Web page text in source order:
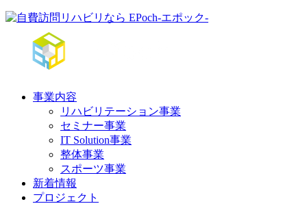
事業内容
リハビリテーション事業
セミナー事業
IT Solution事業
整体事業
スポーツ事業
新着情報
プロジェクト